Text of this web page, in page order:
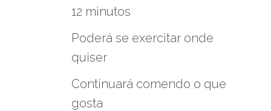
12 minutos
Poderá se exercitar onde
quiser
Continuará comendo o que
gosta